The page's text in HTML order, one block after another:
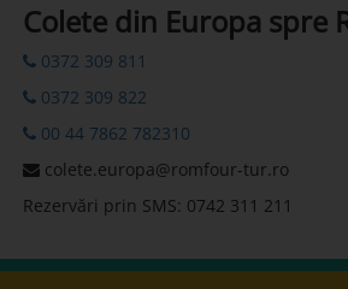
Colete din Europa spre
0372 309 811
0372 309 822
00 44 7862 782310
colete.europa@romfour-tur.ro
Rezervări prin SMS: 0742 311 211